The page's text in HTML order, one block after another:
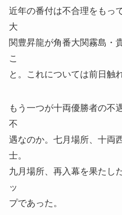
近年の番付は不合理をもっ
大
関豊昇龍が角番大関霧島・
こ
と。これについては前日触
もう一つが十両優勝者の不
不
遇なのか。七月場所、十両
士。
九月場所、再入幕を果たし
ッ
プであった。